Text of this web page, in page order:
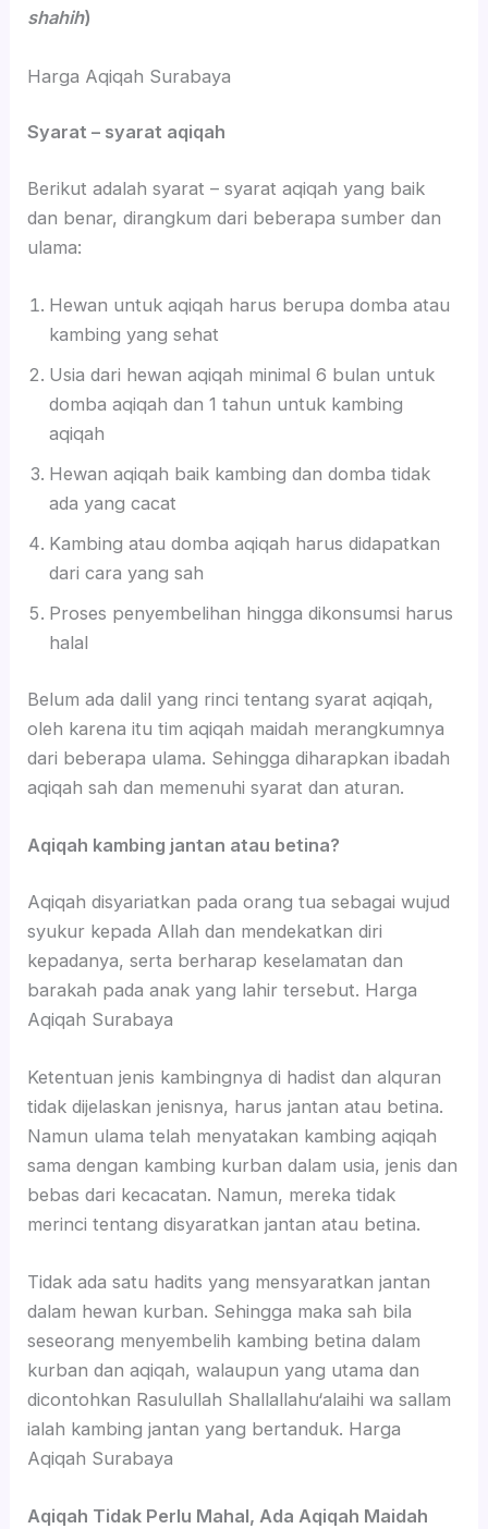
shahih)
Harga Aqiqah Surabaya
Syarat – syarat aqiqah
Berikut adalah syarat – syarat aqiqah yang baik
dan benar, dirangkum dari beberapa sumber dan
ulama:
Hewan untuk aqiqah harus berupa domba atau
kambing yang sehat
Usia dari hewan aqiqah minimal 6 bulan untuk
domba aqiqah dan 1 tahun untuk kambing
aqiqah
Hewan aqiqah baik kambing dan domba tidak
ada yang cacat
Kambing atau domba aqiqah harus didapatkan
dari cara yang sah
Proses penyembelihan hingga dikonsumsi harus
halal
Belum ada dalil yang rinci tentang syarat aqiqah,
oleh karena itu tim aqiqah maidah merangkumnya
dari beberapa ulama. Sehingga diharapkan ibadah
aqiqah sah dan memenuhi syarat dan aturan.
Aqiqah kambing jantan atau betina?
Aqiqah disyariatkan pada orang tua sebagai wujud
syukur kepada Allah dan mendekatkan diri
kepadanya, serta berharap keselamatan dan
barakah pada anak yang lahir tersebut. Harga
Aqiqah Surabaya
Ketentuan jenis kambingnya di hadist dan alquran
tidak dijelaskan jenisnya, harus jantan atau betina.
Namun ulama telah menyatakan kambing aqiqah
sama dengan kambing kurban dalam usia, jenis dan
bebas dari kecacatan. Namun, mereka tidak
merinci tentang disyaratkan jantan atau betina.
Tidak ada satu hadits yang mensyaratkan jantan
dalam hewan kurban. Sehingga maka sah bila
seseorang menyembelih kambing betina dalam
kurban dan aqiqah, walaupun yang utama dan
dicontohkan Rasulullah Shallallahu‘alaihi wa sallam
ialah kambing jantan yang bertanduk. Harga
Aqiqah Surabaya
Aqiqah Tidak Perlu Mahal, Ada Aqiqah Maidah